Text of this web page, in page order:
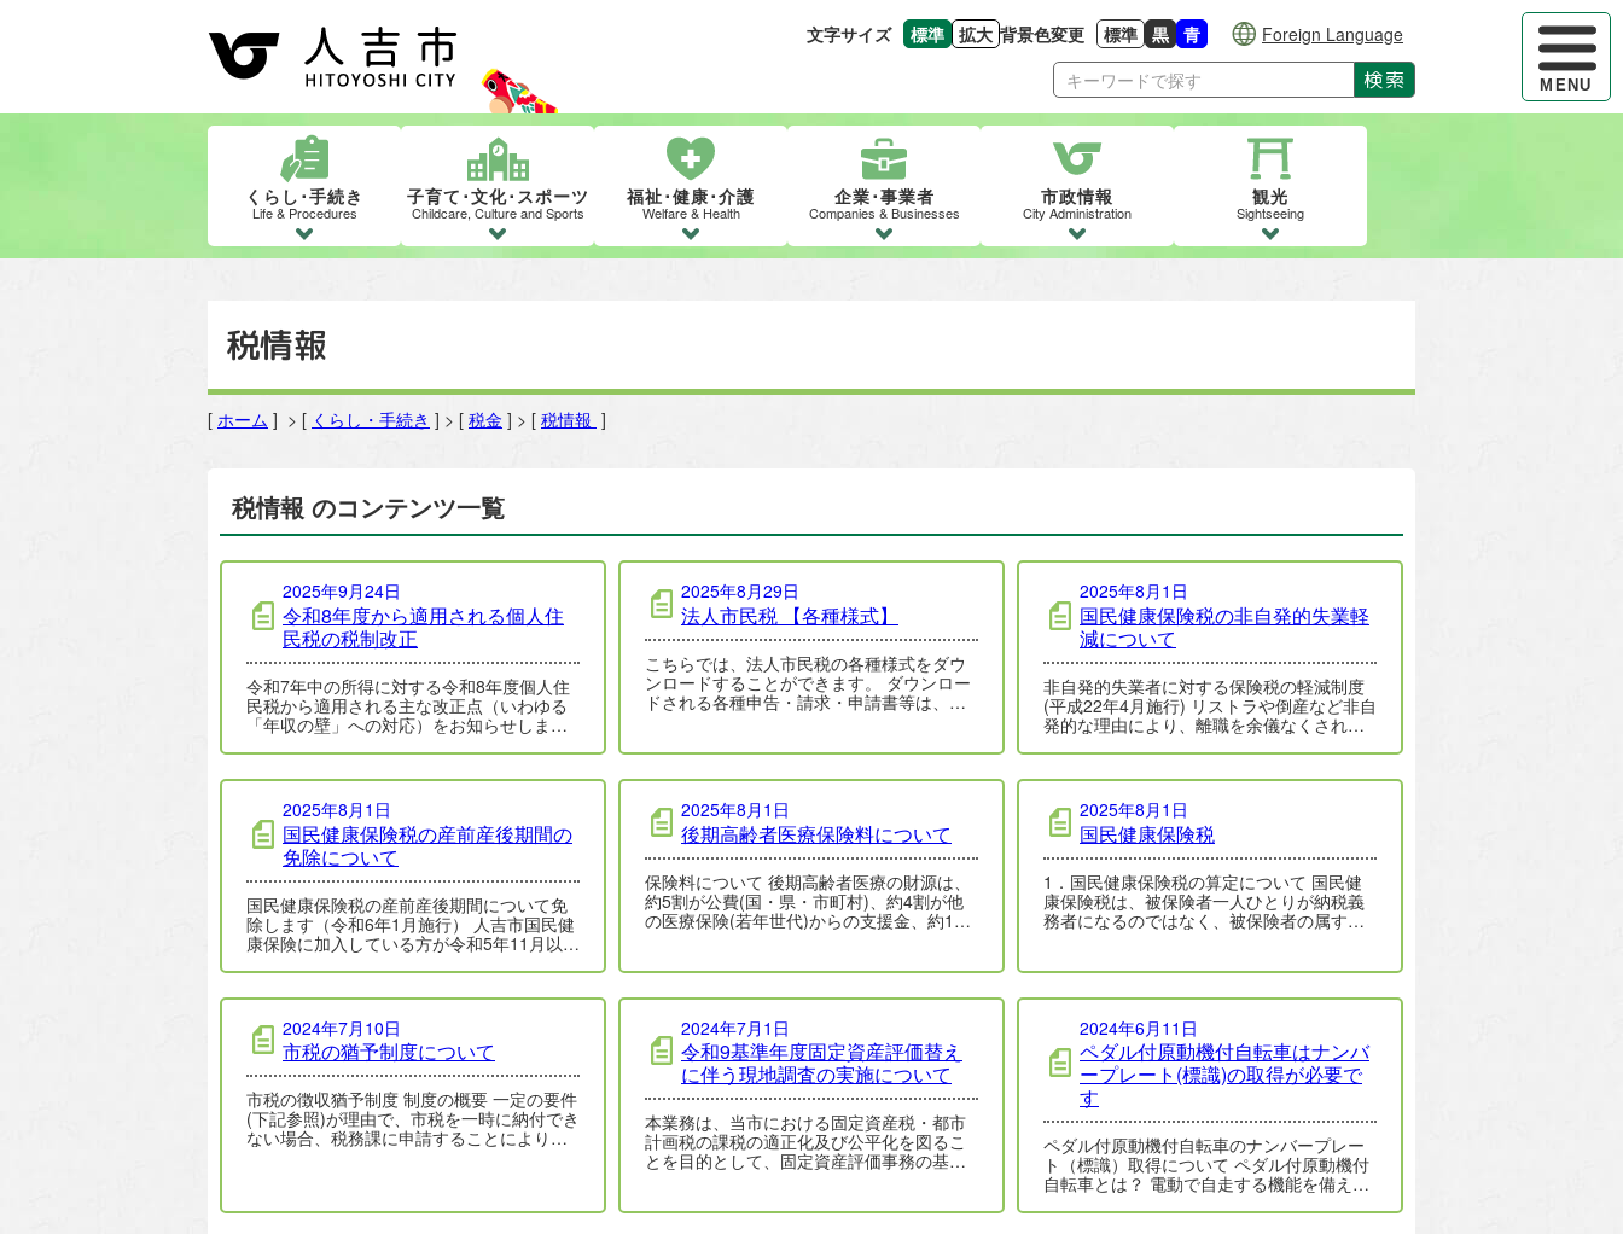
ハンバー
MENU
文字サイズ 標準
文字の大きさをもとの大きさに戻す
拡大
文字を大きくする
背景色変更 標準
背景色の変更：白
黒
背景色の変更：黒
青
背景色の変更：青
Foreign Language
検索
くらし･手続き
Life & Procedures
子育て･文化･スポーツ
Childcare, Culture and Sports
福祉･健康･介護
Welfare & Health
企業･事業者
Companies & Businesses
市政情報
City Administration
観光
Sightseeing
税情報
[ ホーム ] > [ くらし・手続き ] > [ 税金 ] > [ 税情報 ]
税情報 のコンテンツ一覧
2025年9月24日
令和8年度から適用される個人住
民税の税制改正
令和7年中の所得に対する令和8年度個人住
民税から適用される主な改正点（いわゆる
「年収の壁」への対応）をお知らせしま
び就…
2025年8月29日
法人市民税 【各種様式】
こちらでは、法人市民税の各種様式をダウ
ンロードすることができます。 ダウンロー
ドされる各種申告・請求・申請書等は、人
2025年8月1日
国民健康保険税の非自発的失業軽
減について
非自発的失業者に対する保険税の軽減制度
(平成22年4月施行) リストラや倒産など非自
発的な理由により、離職を余儀なくされた
2025年8月1日
国民健康保険税の産前産後期間の
免除について
国民健康保険税の産前産後期間について免
除します（令和6年1月施行） 人吉市国民健
康保険に加入している方が令和5年11月以降
2025年8月1日
後期高齢者医療保険料について
保険料について 後期高齢者医療の財源は、
約5割が公費(国・県・市町村)、約4割が他
の医療保険(若年世代)からの支援金、約1割
2025年8月1日
国民健康保険税
1．国民健康保険税の算定について 国民健
康保険税は、被保険者一人ひとりが納税義
務者になるのではなく、被保険者の属する
2024年7月10日
市税の猶予制度について
市税の徴収猶予制度 制度の概要 一定の要件
(下記参照)が理由で、市税を一時に納付でき
ない場合、税務課に申請することにより、1
2024年7月1日
令和9基準年度固定資産評価替え
に伴う現地調査の実施について
本業務は、当市における固定資産税・都市
計画税の課税の適正化及び公平化を図るこ
とを目的として、固定資産評価事務の基礎
2024年6月11日
ペダル付原動機付自転車はナンバ
ープレート(標識)の取得が必要で
す
ペダル付原動機付自転車のナンバープレー
ト（標識）取得について ペダル付原動機付
自転車とは？ 電動で自走する機能を備え、